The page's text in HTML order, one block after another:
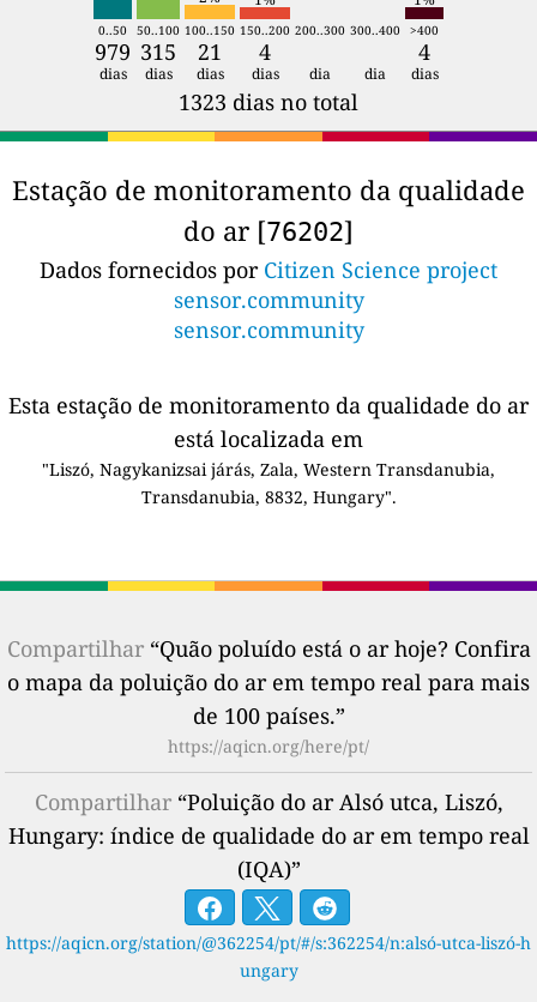
0..50 50..100 100..150 150..200 200..300 300..400 >400
979 315 21 4 4
dias dias dias dias dia dia dias
1323 dias no total
Estação de monitoramento da qualidade
do ar [76202]
Dados fornecidos por Citizen Science project
sensor.community
sensor.community
Esta estação de monitoramento da qualidade do ar
está localizada em
"Liszó, Nagykanizsai járás, Zala, Western Transdanubia,
Transdanubia, 8832, Hungary".
Compartilhar“Quão poluído está o ar hoje? Confira
o mapa da poluição do ar em tempo real para mais
de 100 países.”
https://aqicn.org/here/pt/
Compartilhar“Poluição do ar Alsó utca, Liszó,
Hungary: índice de qualidade do ar em tempo real
(IQA)”
https://aqicn.org/station/@362254/pt/#/s:362254/n:alsó-utca-liszó-h
ungary